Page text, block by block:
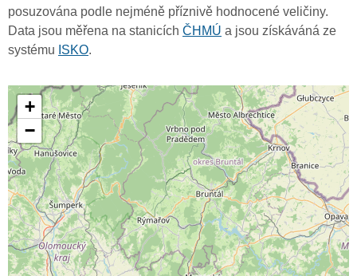
posuzována podle nejméně příznivě hodnocené veličiny.
Data jsou měřena na stanicích ČHMÚ a jsou získáváná ze
systému ISKO.
+
−